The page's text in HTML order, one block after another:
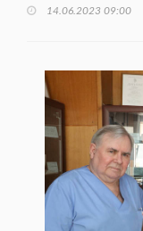
14.06.2023 09:00